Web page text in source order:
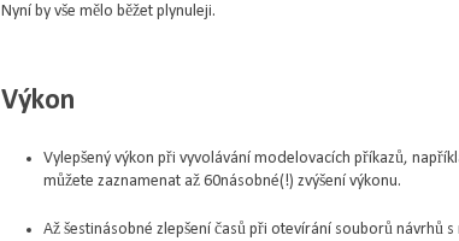
Nyní by vše mělo běžet plynuleji.
Výkon
Vylepšený výkon při vyvolávání modelovacích příkazů,
můžete zaznamenat až 60násobné(!) zvýšení výkonu.
Až šestinásobné zlepšení časů při otevírání souborů návrhů